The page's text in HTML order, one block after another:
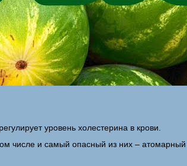
уровень холестерина в крови.
числе и самый опасный из них –